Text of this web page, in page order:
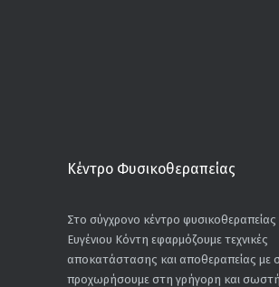
Κέντρο Φυσικοθεραπείας
Στο σύγχρονο κέντρο φυσικοθεραπείας
Ευγένιου Κόντη εφαρμόζουμε τεχνικές
αποκατάστασης και αποθεραπείας με
προχωρήσουμε στη γρήγορη και